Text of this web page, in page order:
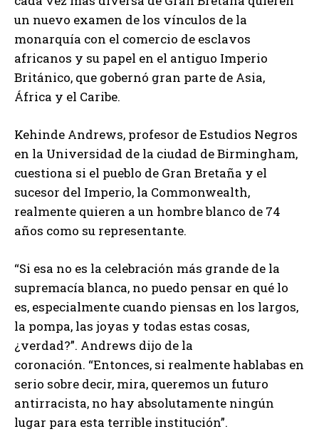
un nuevo examen de los vínculos de la
monarquía con el comercio de esclavos
africanos y su papel en el antiguo Imperio
Británico, que gobernó gran parte de Asia,
África y el Caribe.
Kehinde Andrews, profesor de Estudios Negros
en la Universidad de la ciudad de Birmingham,
cuestiona si el pueblo de Gran Bretaña y el
sucesor del Imperio, la Commonwealth,
realmente quieren a un hombre blanco de 74
años como su representante.
“Si esa no es la celebración más grande de la
supremacía blanca, no puedo pensar en qué lo
es, especialmente cuando piensas en los largos,
la pompa, las joyas y todas estas cosas,
¿verdad?”. Andrews dijo de la
coronación. “Entonces, si realmente hablabas en
serio sobre decir, mira, queremos un futuro
antirracista, no hay absolutamente ningún
lugar para esta terrible institución”.